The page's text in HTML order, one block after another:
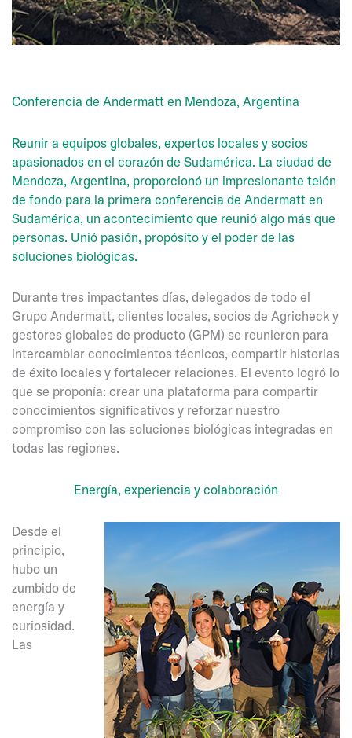
Conferencia de Andermatt en Mendoza, Argentina
Reunir a equipos globales, expertos locales y socios
apasionados en el corazón de Sudamérica. La ciudad de
Mendoza, Argentina, proporcionó un impresionante telón
de fondo para la primera conferencia de Andermatt en
Sudamérica, un acontecimiento que reunió algo más que
personas. Unió pasión, propósito y el poder de las
soluciones biológicas.
Durante tres impactantes días, delegados de todo el
Grupo Andermatt, clientes locales, socios de Agricheck y
gestores globales de producto (GPM) se reunieron para
intercambiar conocimientos técnicos, compartir historias
de éxito locales y fortalecer relaciones. El evento logró lo
que se proponía: crear una plataforma para compartir
conocimientos significativos y reforzar nuestro
compromiso con las soluciones biológicas integradas en
todas las regiones.
Energía, experiencia y colaboración
Desde el
principio,
hubo un
zumbido de
energía y
curiosidad.
Las